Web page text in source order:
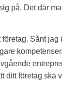
på. Det där
Sånt
ditt företag